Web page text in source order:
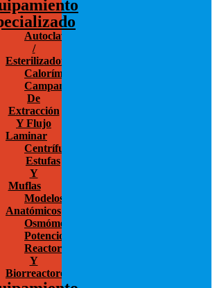
Autoclaves
/
Esterilizadores
Calorímetros
Campanas
De
Extracción
Y Flujo
Laminar
Centrífugas
Estufas
Y
Muflas
Modelos
Anatómicos
Osmómetros
Potenciostato
Reactores
Y
Biorreactores